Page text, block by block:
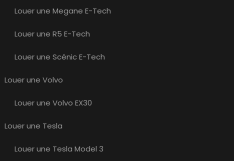
Louer une Megane E-Tech
Louer une R5 E-Tech
Louer une Scénic E-Tech
Louer une Volvo
Louer une Volvo EX30
Louer une Tesla
Louer une Tesla Model 3